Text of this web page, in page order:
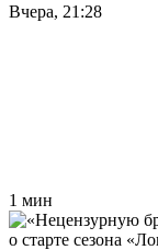
Вчера, 21:28
1 мин